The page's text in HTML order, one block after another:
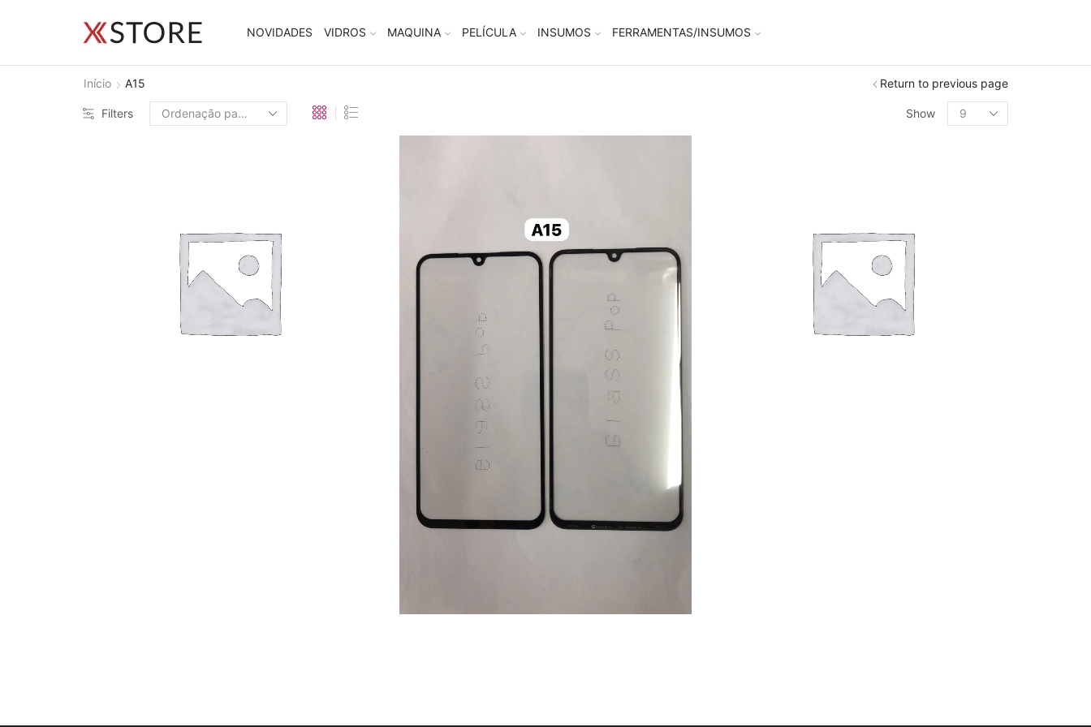
NOVIDADES VIDROS MAQUINA PELÍCULA INSUMOS FERRAMENTAS/INSUMOS
Início A15 Return to previous page
Filters Show